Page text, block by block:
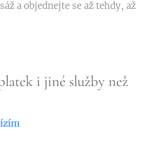
a objednejte se až tehdy, až
i jiné služby než